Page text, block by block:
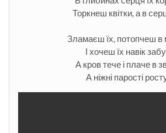
Торкнеш квітки, а в
Зламаєш їх, потопчеш в
І хочеш їх навік
А кров тече і плаче в
А ніжні парості